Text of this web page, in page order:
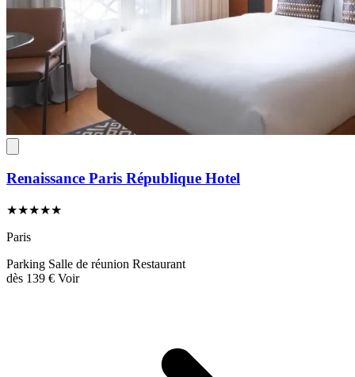
Renaissance Paris République Hotel
★★★★★
Paris
Parking Salle de réunion Restaurant
dès 139 € Voir